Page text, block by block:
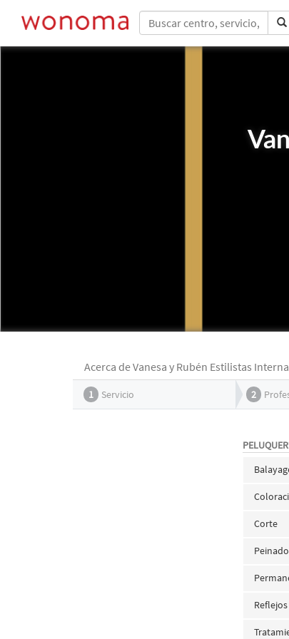
Acerca de Vanesa y Rubén Estilistas
1 Servicio 2
Corte
Reflejos